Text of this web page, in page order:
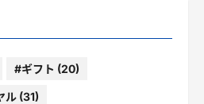
#ギフト (20)
ル(31)